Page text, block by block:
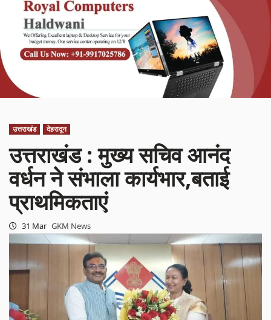
उत्तराखंड देहरादून
उत्तराखंड : मुख्य सचिव आनंद
वर्धन ने संभाला कार्यभार,बताई
प्राथमिकताएं
31 Mar GKM News